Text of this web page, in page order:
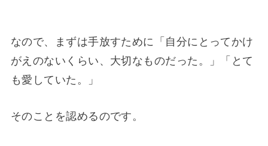
なので、まずは手放すために「自分にとってかけ
がえのないくらい、大切なものだった。」「とて
も愛していた。」
そのことを認めるのです。